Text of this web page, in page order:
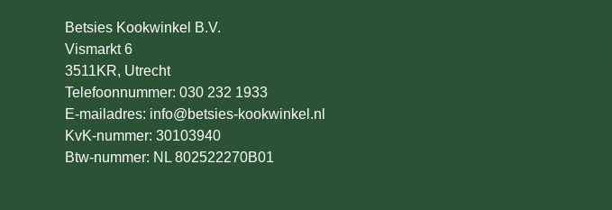
Betsies Kookwinkel B.V.
Vismarkt 6
3511KR, Utrecht
Telefoonnummer: 030 232 1933
E-mailadres: info@betsies-kookwinkel.nl
KvK-nummer: 30103940
Btw-nummer: NL 802522270B01